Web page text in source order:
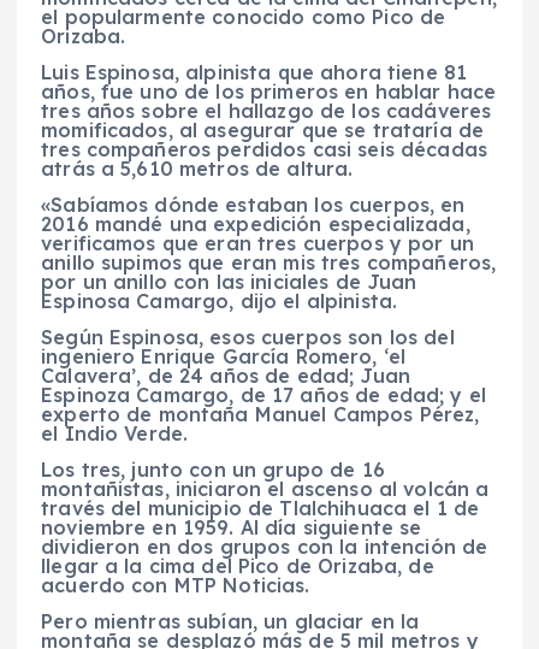
el popularmente conocido como Pico de
Orizaba.
Luis Espinosa, alpinista que ahora tiene 81
años, fue uno de los primeros en hablar hace
tres años sobre el hallazgo de los cadáveres
momificados, al asegurar que se trataría de
tres compañeros perdidos casi seis décadas
atrás a 5,610 metros de altura.
«Sabíamos dónde estaban los cuerpos, en
2016 mandé una expedición especializada,
verificamos que eran tres cuerpos y por un
anillo supimos que eran mis tres compañeros,
por un anillo con las iniciales de Juan
Espinosa Camargo, dijo el alpinista.
Según Espinosa, esos cuerpos son los del
ingeniero Enrique García Romero, ‘el
Calavera’, de 24 años de edad; Juan
Espinoza Camargo, de 17 años de edad; y el
experto de montaña Manuel Campos Pérez,
el Indio Verde.
Los tres, junto con un grupo de 16
montañistas, iniciaron el ascenso al volcán a
través del municipio de Tlalchihuaca el 1 de
noviembre en 1959. Al día siguiente se
dividieron en dos grupos con la intención de
llegar a la cima del Pico de Orizaba, de
acuerdo con MTP Noticias.
Pero mientras subían, un glaciar en la
montaña se desplazó más de 5 mil metros y